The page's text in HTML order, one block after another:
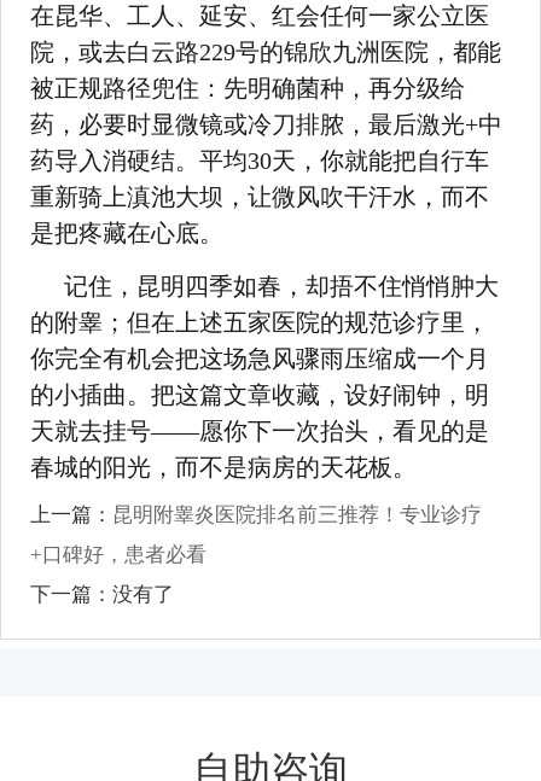
在昆华、工人、延安、红会任何一家公立医
院，或去白云路229号的锦欣九洲医院，都能
被正规路径兜住：先明确菌种，再分级给
药，必要时显微镜或冷刀排脓，最后激光+中
药导入消硬结。平均30天，你就能把自行车
重新骑上滇池大坝，让微风吹干汗水，而不
是把疼藏在心底。
记住，昆明四季如春，却捂不住悄悄肿大
的附睾；但在上述五家医院的规范诊疗里，
你完全有机会把这场急风骤雨压缩成一个月
的小插曲。把这篇文章收藏，设好闹钟，明
天就去挂号——愿你下一次抬头，看见的是
春城的阳光，而不是病房的天花板。
上一篇： 昆明附睾炎医院排名前三推荐！专业诊疗
+口碑好，患者必看
下一篇：没有了
自助咨询